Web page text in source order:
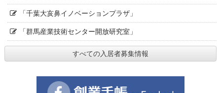
「千葉大亥鼻イノベーションプラザ」
「群馬産業技術センター開放研究室」
すべての入居者募集情報